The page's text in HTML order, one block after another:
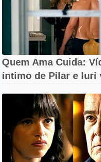
Quem Ama Cuida:
íntimo de Pilar e Iuri